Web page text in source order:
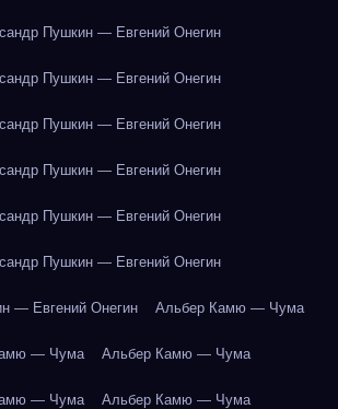
Пушкин — Евгений Онегин
Пушкин — Евгений Онегин
Пушкин — Евгений Онегин
Пушкин — Евгений Онегин
Пушкин — Евгений Онегин
Пушкин — Евгений Онегин
— Евгений Онегин Альбер Камю — Чума
— Чума Альбер Камю — Чума
— Чума Альбер Камю — Чума